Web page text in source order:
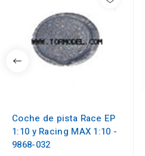
Coche de pista Race EP
1:10 y Racing MAX 1:10 -
9868-032